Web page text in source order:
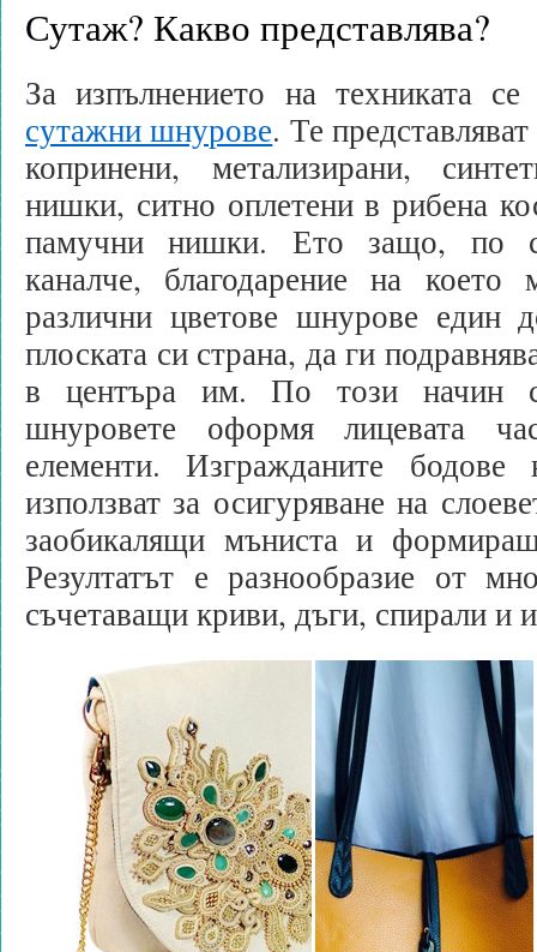
Сутаж? Какво представлява?
За изпълнението на техниката се
сутажни шнурове. Те
копринени, метализирани,
нишки, ситно оплетени в рибена
памучни нишки. Ето защо, по
каналче, благодарение на
различни цветове шнурове един
плоската си страна, да ги
в центъра им. По този начин
шнуровете оформя лицевата
елементи. Изгражданите
използват за осигуряване на
заобикалящи мъниста и
Резултатът е разнообразие от
съчетаващи криви, дъги, спирали и